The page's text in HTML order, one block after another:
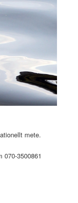
mete.
070-3500861